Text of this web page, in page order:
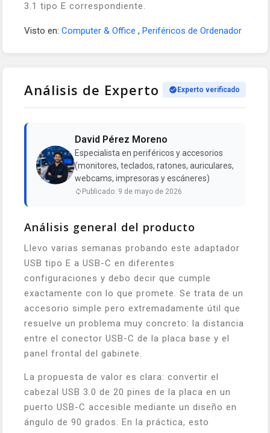
3.1 tipo E correspondiente.
Visto en: Computer & Office , Periféricos de Ordenador
Análisis de Experto Experto verificado
David Pérez Moreno
Especialista en periféricos y accesorios
(monitores, teclados, ratones, auriculares,
webcams, impresoras y escáneres)
Publicado: 9 de mayo de 2026
Análisis general del producto
Llevo varias semanas probando este adaptador
USB tipo E a USB-C en diferentes
configuraciones y debo decir que cumple
exactamente con lo que promete. Se trata de un
accesorio simple pero extremadamente útil que
resuelve un problema muy concreto: la distancia
entre el conector USB-C de la placa base y el
panel frontal del gabinete.
La propuesta de valor es clara: convertir el
cabezal USB 3.0 de 20 pines de la placa en un
puerto USB-C accesible mediante un diseño en
ángulo de 90 grados. En la práctica, esto